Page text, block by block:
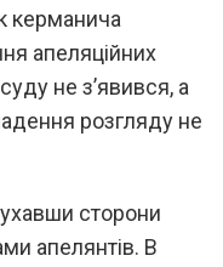
керманича
апеляційних
не з’явився, а
розгляду не
сторони
апелянтів. В